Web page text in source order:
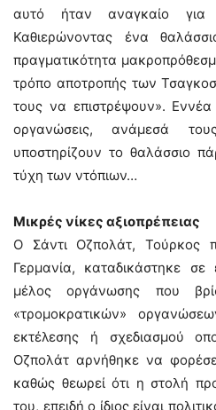
αυτό ήταν αναγκαίο για
Καθιερώνοντας ένα
πραγματικότητα
τρόπο αποτροπής των
τους να επιστρέψουν». Εννέα
οργανώσεις, ανάμεσά
υποστηρίζουν το θαλάσσιο
τύχη των ντόπιων…
Μικρές νίκες αξιοπρέπειας
Ο Σάντι Οζπολάτ, Τούρκος
Γερμανία, καταδικάστηκε
μέλος οργάνωσης που
«τρομοκρατικών»
εκτέλεσης ή σχεδιασμού
Οζπολάτ αρνήθηκε να
καθώς θεωρεί ότι η στολή
του, επειδή ο ίδιος είναι